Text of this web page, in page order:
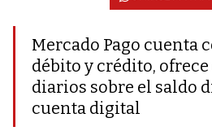
Mercado Pago cuenta
débito y crédito,
diarios sobre el saldo
cuenta digital